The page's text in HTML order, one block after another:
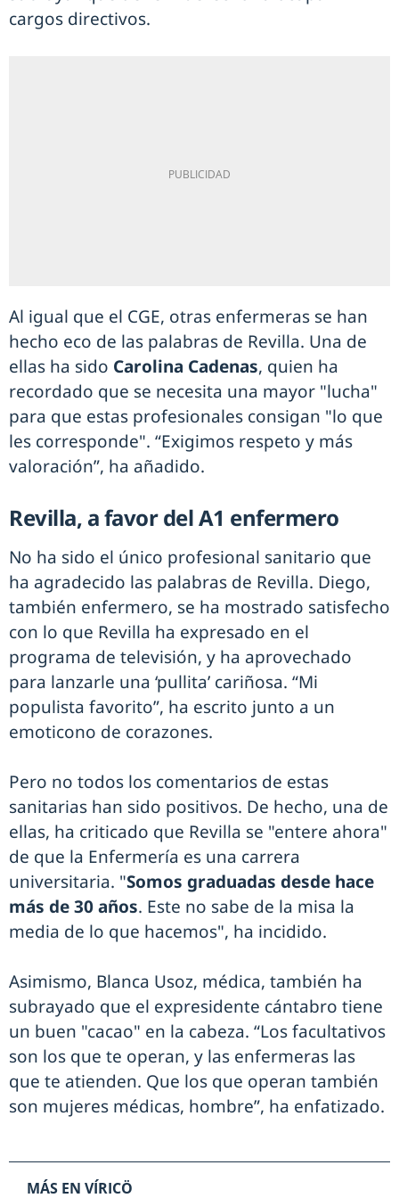
cargos directivos.
Al igual que el CGE, otras enfermeras se han
hecho eco de las palabras de Revilla. Una de
ellas ha sido Carolina Cadenas, quien ha
recordado que se necesita una mayor "lucha"
para que estas profesionales consigan "lo que
les corresponde". “Exigimos respeto y más
valoración”, ha añadido.
Revilla, a favor del A1 enfermero
No ha sido el único profesional sanitario que
ha agradecido las palabras de Revilla. Diego,
también enfermero, se ha mostrado satisfecho
con lo que Revilla ha expresado en el
programa de televisión, y ha aprovechado
para lanzarle una ‘pullita’ cariñosa. “Mi
populista favorito”, ha escrito junto a un
emoticono de corazones.
Pero no todos los comentarios de estas
sanitarias han sido positivos. De hecho, una de
ellas, ha criticado que Revilla se "entere ahora"
de que la Enfermería es una carrera
universitaria. "Somos graduadas desde hace
más de 30 años. Este no sabe de la misa la
media de lo que hacemos", ha incidido.
Asimismo, Blanca Usoz, médica, también ha
subrayado que el expresidente cántabro tiene
un buen "cacao" en la cabeza. “Los facultativos
son los que te operan, y las enfermeras las
que te atienden. Que los que operan también
son mujeres médicas, hombre”, ha enfatizado.
MÁS EN VÍRICÖ